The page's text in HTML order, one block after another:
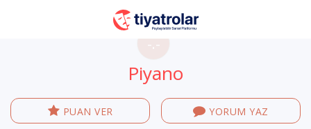
-.-
Piyano
PUAN VER YORUM YAZ